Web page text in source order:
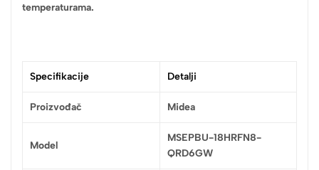
temperaturama.
Specifikacije Detalji
Proizvođač Midea
Model
MSEPBU-18HRFN8-
QRD6GW